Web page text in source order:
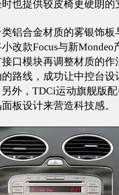
也提供较皮椅更硬朗的
合金材质的雾银饰板
改款Focus与新Mondeo
口模块再调整材质的作
路线，成功让中控台设
外，TDCi运动旗舰版
板设计来营造科技感。